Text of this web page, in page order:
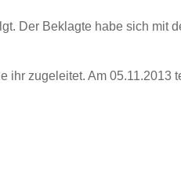
Der Beklagte habe sich mit
zugeleitet. Am 05.11.2013